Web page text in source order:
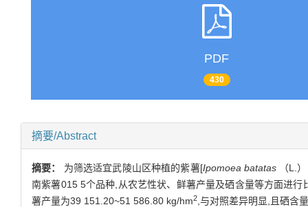
PDF
430
摘要/Abstract
摘要： 为筛选适宜武陵山区种植的紫薯[Ipomoea batatas（L.）
南紫薯015 5个品种,从农艺性状、鲜薯产量及硒含量等方面进
薯产量为39 151.20~51 586.80 kg/hm2 ,与对照差异明显,且硒含